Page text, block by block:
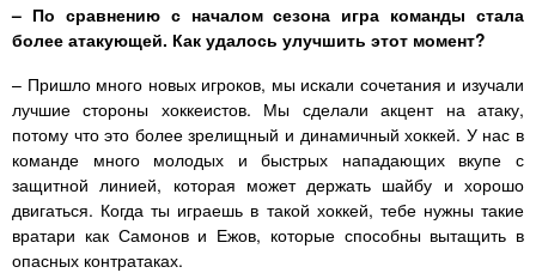
– По сравнению с началом сезона игра команды стала
более атакующей. Как удалось улучшить этот момент?
– Пришло много новых игроков, мы искали сочетания и изучали
лучшие стороны хоккеистов. Мы сделали акцент на атаку,
потому что это более зрелищный и динамичный хоккей. У нас в
команде много молодых и быстрых нападающих вкупе с
защитной линией, которая может держать шайбу и хорошо
двигаться. Когда ты играешь в такой хоккей, тебе нужны такие
вратари как Самонов и Ежов, которые способны вытащить в
опасных контратаках.